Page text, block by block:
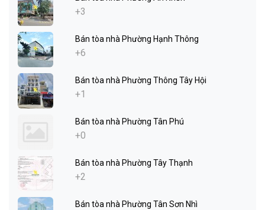
+3
Bán tòa nhà Phường Hạnh Thông
+6
Bán tòa nhà Phường Thông Tây Hội
+1
Bán tòa nhà Phường Tân Phú
+0
Bán tòa nhà Phường Tây Thạnh
+2
Bán tòa nhà Phường Tân Sơn Nhì